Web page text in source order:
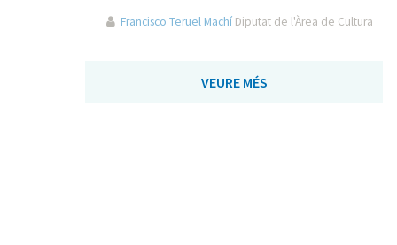
Francisco Teruel Machí Diputat de l'Àrea de Cultura
VEURE MÉS